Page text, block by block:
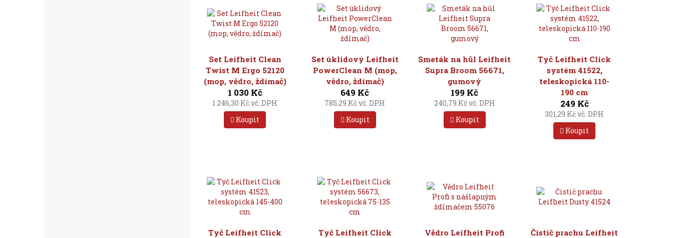
Set Leifheit Clean
Twist M Ergo 52120
(mop, vědro, ždímač)
1 030 Kč
1 246,30 Kč vč. DPH
Koupit
Set úklidový Leifheit
PowerClean M (mop,
vědro, ždímač)
649 Kč
785,29 Kč vč. DPH
Koupit
Smeták na hůl Leifheit
Supra Broom 56671,
gumový
199 Kč
240,79 Kč vč. DPH
Koupit
Tyč Leifheit Click
systém 41522,
teleskopická 110-
190 cm
249 Kč
301,29 Kč vč. DPH
Koupit
Tyč Leifheit Click
Tyč Leifheit Click
Vědro Leifheit Profi
Čistič prachu Leifheit